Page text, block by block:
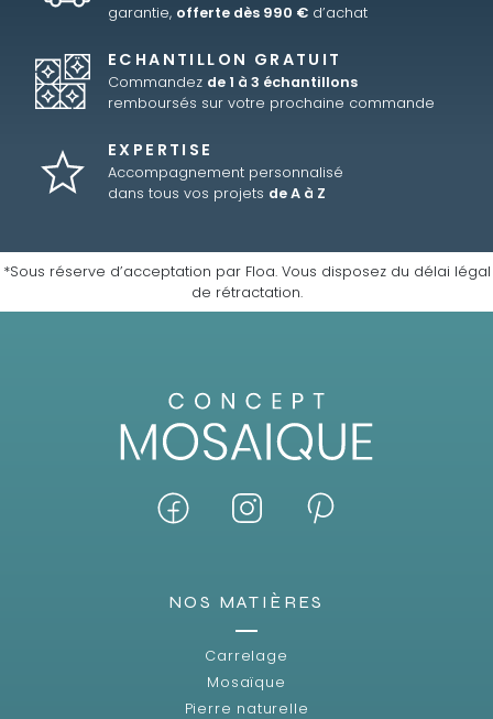
garantie, offerte dès 990 € d’achat
ECHANTILLON GRATUIT
Commandez de 1 à 3 échantillons
remboursés sur votre prochaine commande
EXPERTISE
Accompagnement personnalisé
dans tous vos projets de A à Z
*Sous réserve d’acceptation par Floa. Vous disposez du délai légal
de rétractation.
NOS MATIÈRES
Carrelage
Mosaïque
Pierre naturelle